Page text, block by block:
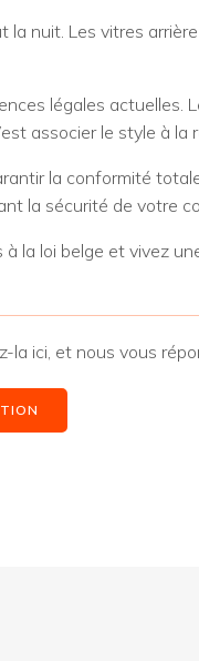
nuit. Les vitres
légales actuelles.
associer le style à la
la conformité
la sécurité de votre
la loi belge et vivez
ici, et nous vous